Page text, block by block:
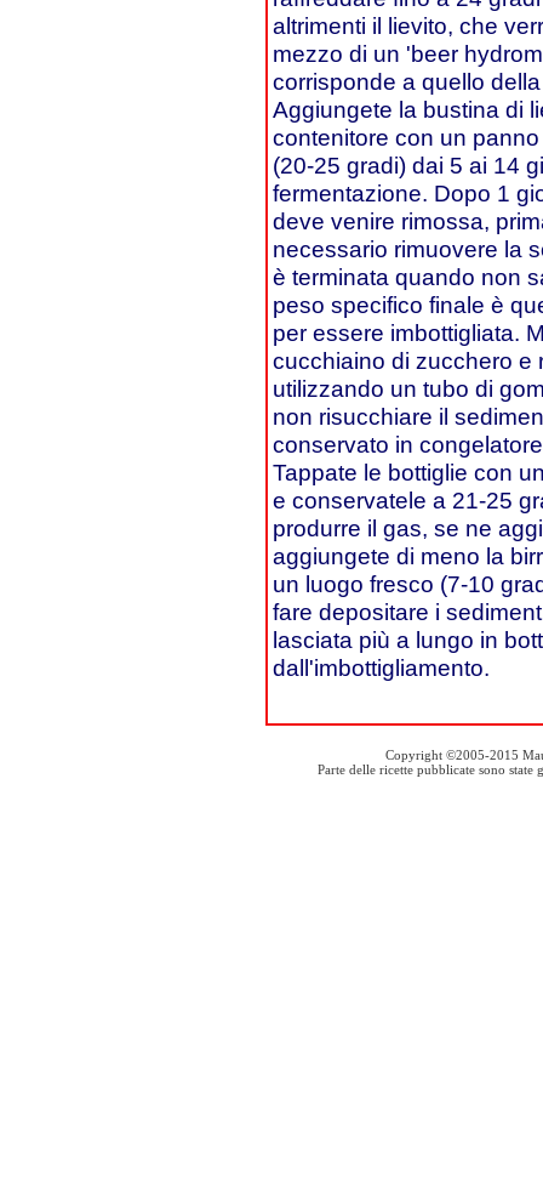
altrimenti il lievito, che
mezzo di un 'beer
corrisponde a quello
Aggiungete la bustina di
contenitore con un
(20-25 gradi) dai 5 ai 14
fermentazione. Dopo 1
deve venire rimossa,
necessario rimuovere la
è terminata quando non
peso specifico finale è
per essere imbottigliata.
cucchiaino di zucchero e
utilizzando un tubo di
non risucchiare il
conservato in
Tappate le bottiglie con
e conservatele a 21-25
produrre il gas, se ne
aggiungete di meno la
un luogo fresco (7-10
fare depositare i
lasciata più a lungo in
dall'imbottigliamento.
Copyright ©2005-2015
Parte delle ricette pubblicate sono state